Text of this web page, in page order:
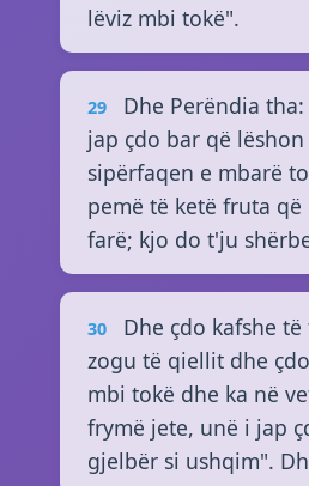
lëviz mbi tokë".
29
Dhe Perëndia
jap çdo bar që
sipërfaqen e mbarë
pemë të ketë fruta
farë; kjo do t'ju
30
Dhe çdo kafshe të
zogu të qiellit dhe
mbi tokë dhe ka në
frymë jete, unë i jap
gjelbër si ushqim".